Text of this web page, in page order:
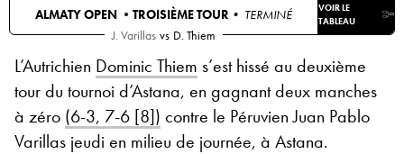
ALMATY OPEN • TROISIÈME TOUR • TERMINÉ
VOIR LE
TABLEAU
J. Varillas vs D. Thiem
L’Autrichien Dominic Thiem s’est hissé au deuxième
tour du tournoi d’Astana, en gagnant deux manches
à zéro (6-3, 7-6 [8]) contre le Péruvien Juan Pablo
Varillas jeudi en milieu de journée, à Astana.